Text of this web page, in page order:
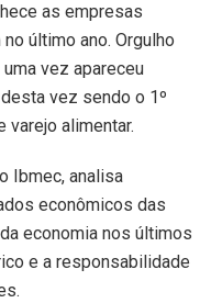
as empresas
último ano. Orgulho
vez apareceu
vez sendo o 1º
varejo alimentar.
Ibmec, analisa
econômicos das
economia nos últimos
e a responsabilidade